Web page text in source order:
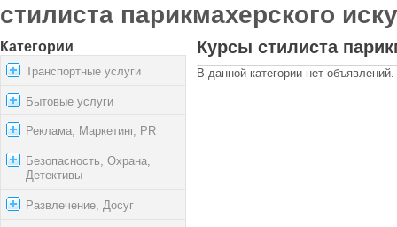
стилиста парикмахерского
Категории
Транспортные услуги
Бытовые услуги
Реклама, Маркетинг, PR
Безопасность, Охрана,
Детективы
Развлечение, Досуг
Курсы стилиста
В данной категории нет объявлений.